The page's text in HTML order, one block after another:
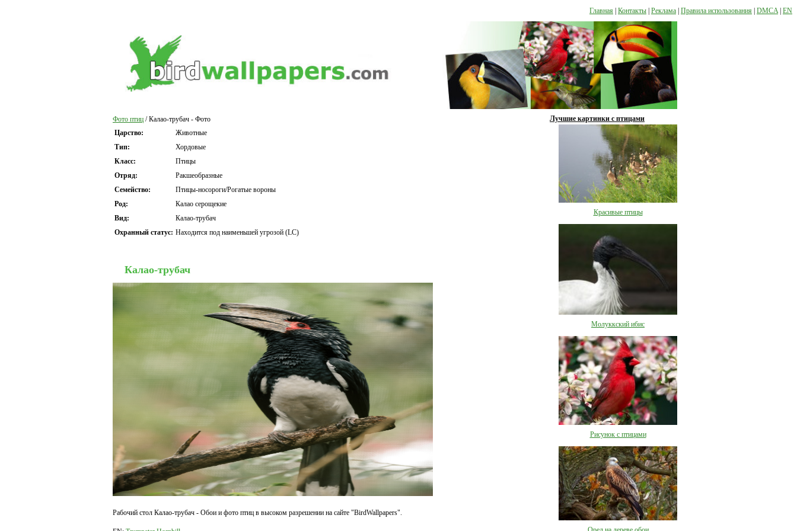
Главная Контакты Реклама Правила использования DMCA EN
Фото птиц / Калао-трубач - Фото
Царство:
Животные
Тип:
Хордовые
Класс:
Птицы
Отряд:
Ракшеобразные
Семейство:
Птицы-носороги/Рогатые вороны
Род:
Калао серощекие
Вид:
Калао-трубач
Охранный статус: Находится под наименьшей угрозой (LC)
Калао-трубач
Рабочий стол Калао-трубач - Обои и фото птиц в высоком разрешении на сайте "BirdWallpapers".
Лучшие картинки с птицами
Красивые птицы
Молуккский ибис
Рисунок с птицами